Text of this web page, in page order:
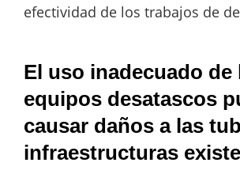
efectividad de los trabajos de
El uso inadecuado de
equipos desatascos
causar daños a las
infraestructuras